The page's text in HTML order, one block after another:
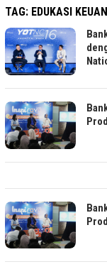
TAG: EDUKASI